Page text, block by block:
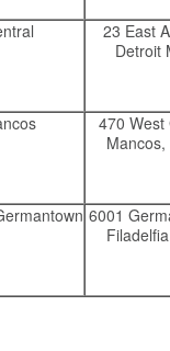
23 East
Detroit
470 West
6001